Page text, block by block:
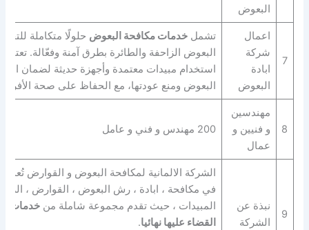
البعوض
7
اعمال
شركة
ابادة
البعوض
تشمل خدمات مكافحة البعوض حلولًا متكاملة
البعوض الزاحفة والطائرة بطرق آمنة وفعّالة.
استخدام مبيدات معتمدة وأجهزة حديثة لضمان
البعوض ومنع عودتها، مع الحفاظ على صحة الأفراد
8
مهندسين
و فنيين و
عمال
200 مهندس و فني و عامل
9
نبذة عن
الشركة
الشركة الالمانية لمكافحة البعوض و القوارض تُعد
في مكافحة ، ابادة ، رش البعوض ، القوارض ،
المبيدات ، حيث تقدم مجموعة شاملة من خدمات
القضاء عليها نهائيا.